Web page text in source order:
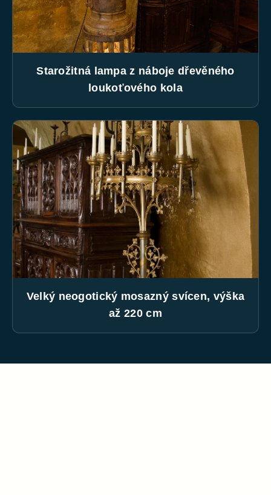
Starožitná lampa z náboje dřevěného
loukoťového kola
Velký neogotický mosazný svícen, výška
až 220 cm